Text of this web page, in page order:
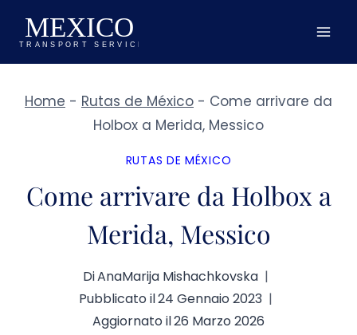
Salta
contenuto
Home - Rutas de México - Come arrivare da
Holbox a Merida, Messico
RUTAS DE MÉXICO
Come arrivare da Holbox a
Merida, Messico
DiAnaMarija Mishachkovska
Pubblicato il24 Gennaio 2023
Aggiornato il26 Marzo 2026